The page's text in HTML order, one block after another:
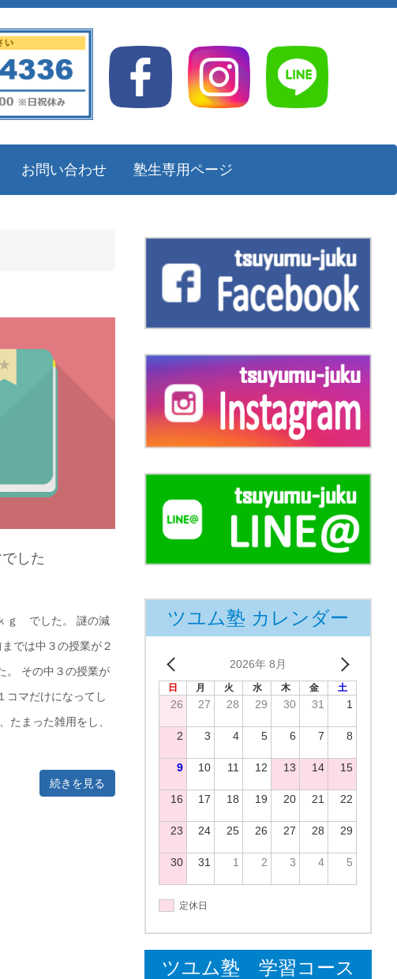
お問い合わせ 塾生専用ページ
した
ｇ でした。 謎の減
では中３の授業が２
。 その中３の授業が
コマだけになってし
たまった雑用をし、
続きを見る
ツユム塾 カレンダー
2026年 8月
日 月 火 水 木 金 土
26 27 28 29 30 31 1
2 3 4 5 6 7 8
9 10 11 12 13 14 15
16 17 18 19 20 21 22
23 24 25 26 27 28 29
30 31 1 2 3 4 5
定休日
ツユム塾 学習コース